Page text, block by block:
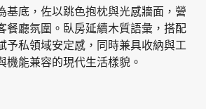
基底，佐以跳色抱枕與光感牆面，營
餐廳氛圍。臥房延續木質語彙，搭配
予私領域安定感，同時兼具收納與工
機能兼容的現代生活樣貌。